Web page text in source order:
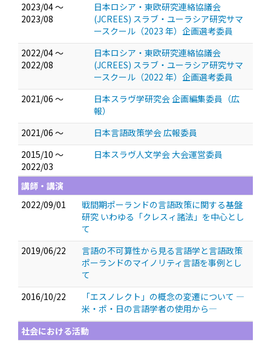
2023/04 ～
2023/08
日本ロシア・東欧研究連絡協議会
(JCREES) スラブ・ユーラシア研究サマ
ースクール（2023 年）企画選考委員
2022/04 ～
2022/08
日本ロシア・東欧研究連絡協議会
(JCREES) スラブ・ユーラシア研究サマ
ースクール（2022 年）企画選考委員
2021/06 ～
日本スラヴ学研究会 企画編集委員（広
報）
2021/06 ～
日本言語政策学会 広報委員
2015/10 ～
2022/03
日本スラヴ人文学会 大会運営委員
講師・講演
2022/09/01
戦間期ポーランドの言語政策に関する基盤
研究 いわゆる「クレスィ諸法」を中心とし
て
2019/06/22
言語の不可算性から見る言語学と言語政策
ポーランドのマイノリティ言語を事例とし
て
2016/10/22
「エスノレクト」の概念の変遷について ―
米・ポ・日の言語学者の使用から―
社会における活動